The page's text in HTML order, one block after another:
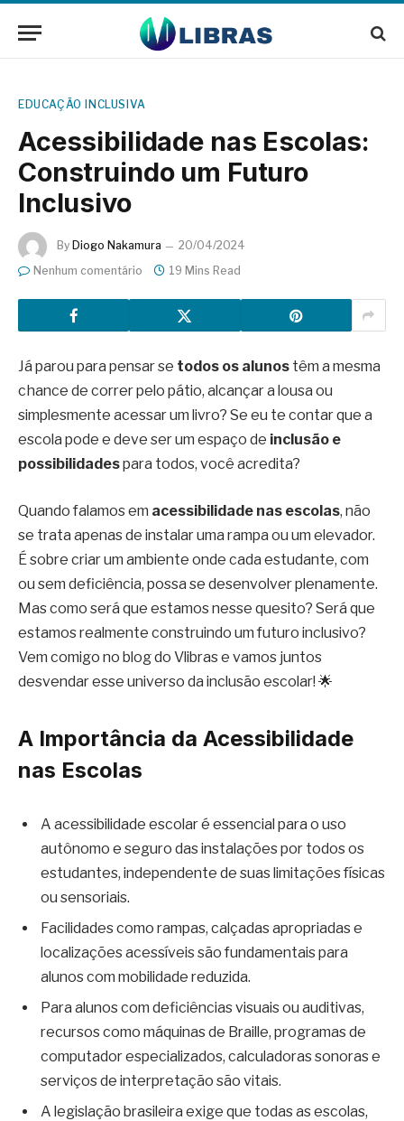
EDUCAÇÃO INCLUSIVA
Acessibilidade nas Escolas:
Construindo um Futuro
Inclusivo
By Diogo Nakamura
20/04/2024
Nenhum comentário
19 Mins Read
Já parou para pensar se todos os alunos têm a mesma
chance de correr pelo pátio, alcançar a lousa ou
simplesmente acessar um livro? Se eu te contar que a
escola pode e deve ser um espaço de inclusão e
possibilidadespara todos, você acredita?
Quando falamos em acessibilidade nas escolas, não
se trata apenas de instalar uma rampa ou um elevador.
É sobre criar um ambiente onde cada estudante, com
ou sem deficiência, possa se desenvolver plenamente.
Mas como será que estamos nesse quesito? Será que
estamos realmente construindo um futuro inclusivo?
Vem comigo no blog do Vlibras e vamos juntos
desvendar esse universo da inclusão escolar! 🌟
A Importância da Acessibilidade
nas Escolas
A acessibilidade escolar é essencial para o uso
autônomo e seguro das instalações por todos os
estudantes, independente de suas limitações físicas
ou sensoriais.
Facilidades como rampas, calçadas apropriadas e
localizações acessíveis são fundamentais para
alunos com mobilidade reduzida.
Para alunos com deficiências visuais ou auditivas,
recursos como máquinas de Braille, programas de
computador especializados, calculadoras sonoras e
serviços de interpretação são vitais.
A legislação brasileira exige que todas as escolas,